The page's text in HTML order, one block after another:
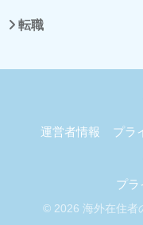
転職
運営者情報 プラ
プラ
© 2026 海外在住者